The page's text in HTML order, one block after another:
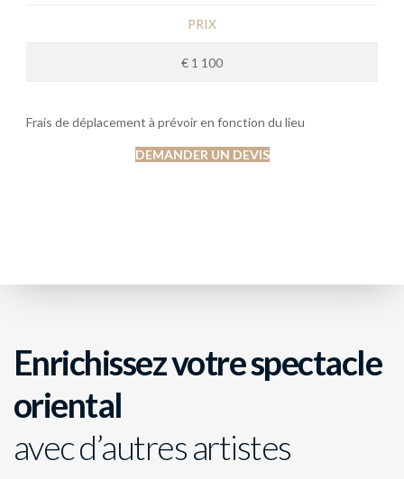
PRIX
€ 1 100
Frais de déplacement à prévoir en fonction du lieu
DEMANDER UN DEVIS
Enrichissez votre spectacle
oriental
avec d’autres artistes